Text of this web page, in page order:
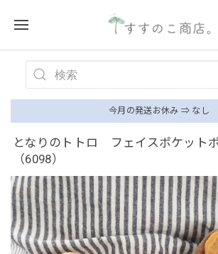
今月の発送お休み ⇒ なし
となりのトトロ フェイスポケット
（6098）